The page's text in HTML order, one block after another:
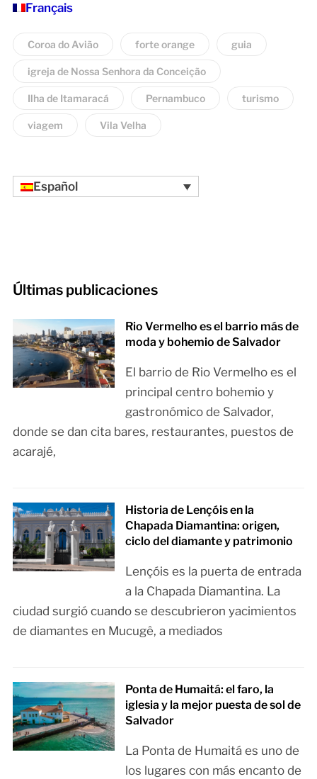
Français
Coroa do Avião forte orange guia
igreja de Nossa Senhora da Conceição
Ilha de Itamaracá Pernambuco turismo
viagem Vila Velha
Español
Últimas publicaciones
Rio Vermelho es el barrio más de
moda y bohemio de Salvador
El barrio de Rio Vermelho es el
principal centro bohemio y
gastronómico de Salvador,
donde se dan cita bares, restaurantes, puestos de
acarajé,
Historia de Lençóis en la
Chapada Diamantina: origen,
ciclo del diamante y patrimonio
Lençóis es la puerta de entrada
a la Chapada Diamantina. La
ciudad surgió cuando se descubrieron yacimientos
de diamantes en Mucugê, a mediados
Ponta de Humaitá: el faro, la
iglesia y la mejor puesta de sol de
Salvador
La Ponta de Humaitá es uno de
los lugares con más encanto de